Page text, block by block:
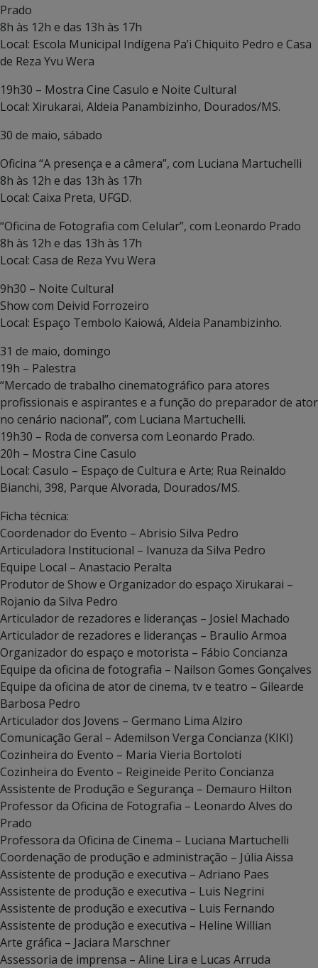
Prado
8h às 12h e das 13h às 17h
Local: Escola Municipal Indígena Pa’i Chiquito Pedro e Casa
de Reza Yvu Wera
19h30 – Mostra Cine Casulo e Noite Cultural
Local: Xirukarai, Aldeia Panambizinho, Dourados/MS.
30 de maio, sábado
Oficina “A presença e a câmera”, com Luciana Martuchelli
8h às 12h e das 13h às 17h
Local: Caixa Preta, UFGD.
“Oficina de Fotografia com Celular”, com Leonardo Prado
8h às 12h e das 13h às 17h
Local: Casa de Reza Yvu Wera
9h30 – Noite Cultural
Show com Deivid Forrozeiro
Local: Espaço Tembolo Kaiowá, Aldeia Panambizinho.
31 de maio, domingo
19h – Palestra
“Mercado de trabalho cinematográfico para atores
profissionais e aspirantes e a função do preparador de ator
no cenário nacional”, com Luciana Martuchelli.
19h30 – Roda de conversa com Leonardo Prado.
20h – Mostra Cine Casulo
Local: Casulo – Espaço de Cultura e Arte; Rua Reinaldo
Bianchi, 398, Parque Alvorada, Dourados/MS.
Ficha técnica:
Coordenador do Evento – Abrisio Silva Pedro
Articuladora Institucional – Ivanuza da Silva Pedro
Equipe Local – Anastacio Peralta
Produtor de Show e Organizador do espaço Xirukarai –
Rojanio da Silva Pedro
Articulador de rezadores e lideranças – Josiel Machado
Articulador de rezadores e lideranças – Braulio Armoa
Organizador do espaço e motorista – Fábio Concianza
Equipe da oficina de fotografia – Nailson Gomes Gonçalves
Equipe da oficina de ator de cinema, tv e teatro – Gilearde
Barbosa Pedro
Articulador dos Jovens – Germano Lima Alziro
Comunicação Geral – Ademilson Verga Concianza (KIKI)
Cozinheira do Evento – Maria Vieria Bortoloti
Cozinheira do Evento – Reigineide Perito Concianza
Assistente de Produção e Segurança – Demauro Hilton
Professor da Oficina de Fotografia – Leonardo Alves do
Prado
Professora da Oficina de Cinema – Luciana Martuchelli
Coordenação de produção e administração – Júlia Aissa
Assistente de produção e executiva – Adriano Paes
Assistente de produção e executiva – Luis Negrini
Assistente de produção e executiva – Luis Fernando
Assistente de produção e executiva – Heline Willian
Arte gráfica – Jaciara Marschner
Assessoria de imprensa – Aline Lira e Lucas Arruda